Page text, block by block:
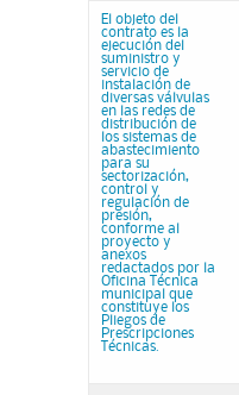
El objeto del
contrato es la
ejecución del
suministro y
servicio de
instalación de
diversas válvulas
en las redes de
distribución de
los sistemas de
abastecimiento
para su
sectorización,
control y
regulación de
presión,
conforme al
proyecto y
anexos
redactados por la
Oficina Técnica
municipal que
constituye los
Pliegos de
Prescripciones
Técnicas.